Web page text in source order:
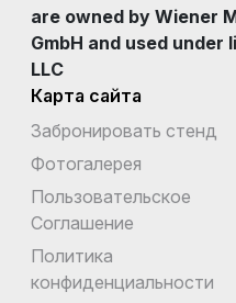
are owned by Wiener
GmbH and used under
LLC
Карта сайта
Забронировать стенд
Фотогалерея
Пользовательское
Соглашение
Политика
конфиденциальности